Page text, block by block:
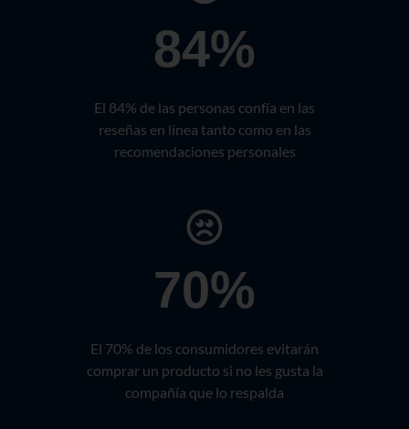
84%
El 84% de las personas confía en las
reseñas en línea tanto como en las
recomendaciones personales
70%
El 70% de los consumidores evitarán
comprar un producto si no les gusta la
compañía que lo respalda